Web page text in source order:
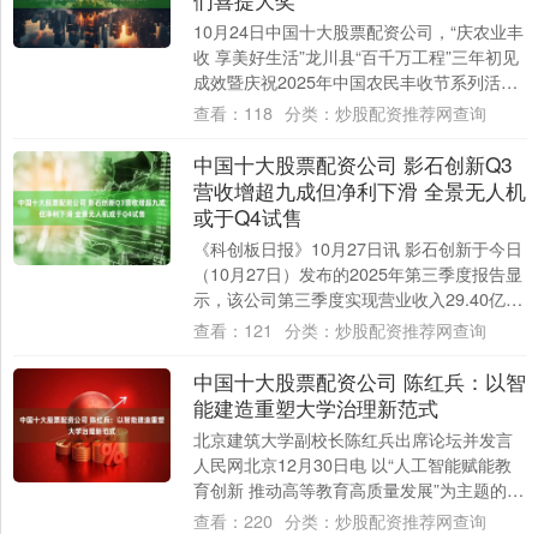
10月24日中国十大股票配资公司，“庆农业丰
收 享美好生活”龙川县“百千万工程”三年初见
成效暨庆祝2025年中国农民丰收节系列活动
期间，举行了龙川第二届春耕种粮....
查看： 118 分类： 炒股配资推荐网查询
中国十大股票配资公司 影石创新Q3
营收增超九成但净利下滑 全景无人机
或于Q4试售
《科创板日报》10月27日讯 影石创新于今日
（10月27日）发布的2025年第三季度报告显
示，该公司第三季度实现营业收入29.40亿
元，同比增长92.64%；归....
查看： 121 分类： 炒股配资推荐网查询
中国十大股票配资公司 陈红兵：以智
能建造重塑大学治理新范式
北京建筑大学副校长陈红兵出席论坛并发言
人民网北京12月30日电 以“人工智能赋能教
育创新 推动高等教育高质量发展”为主题的人
民网2025大学校长论坛27日在广....
查看： 220 分类： 炒股配资推荐网查询